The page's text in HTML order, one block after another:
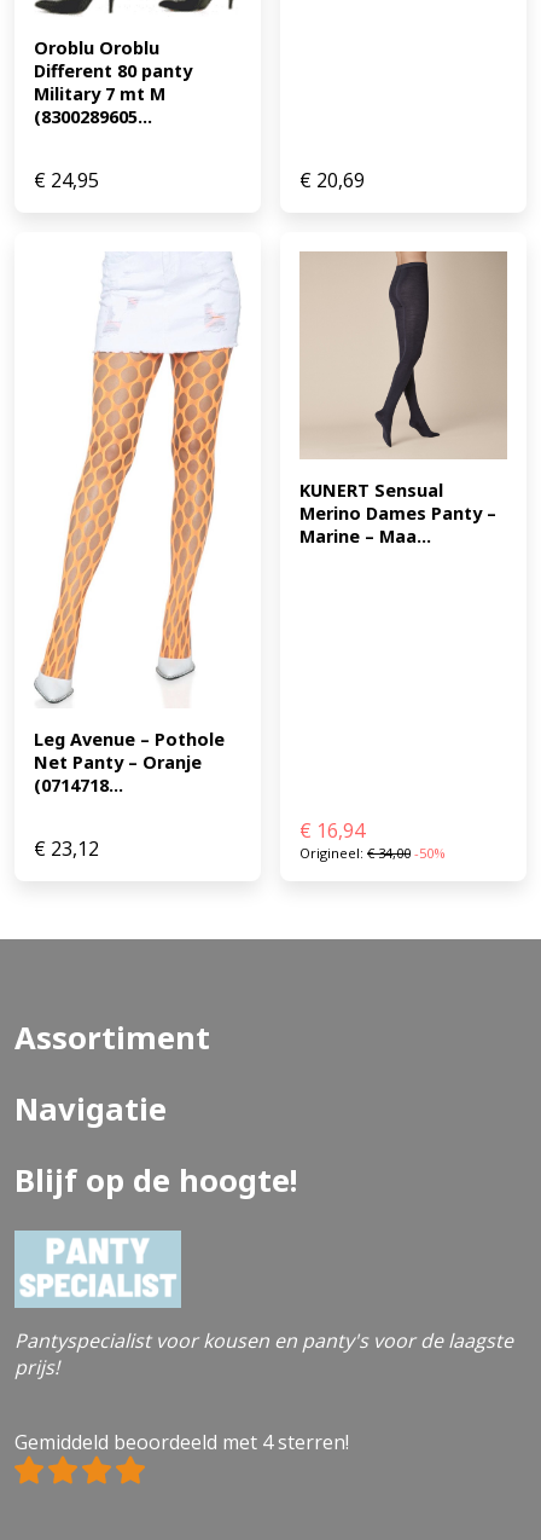
Oroblu Oroblu
Different 80 panty
Military 7 mt M
(8300289605...
€ 24,95 € 20,69
Leg Avenue – Pothole
Net Panty – Oranje
(0714718...
€ 23,12
KUNERT Sensual
Merino Dames Panty –
Marine – Maa...
€ 16,94
Origineel: €34,00 -50%
Assortiment
Navigatie
Blijf op de hoogte!
Pantyspecialist voor kousen en panty's voor de laagste
prijs!
Gemiddeld beoordeeld met 4 sterren!